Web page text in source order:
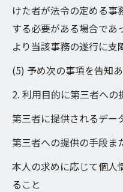
けた者が法令の定める事
する必要がある場合であ
より当該事務の遂行に支
(5) 予め次の事項を告知
2. 利用目的に第三者への
第三者に提供されるデー
第三者への提供の手段ま
本人の求めに応じて個人
ること